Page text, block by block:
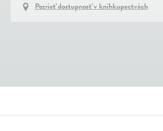
Pozrieť dostupnosť v kníhkupectvách